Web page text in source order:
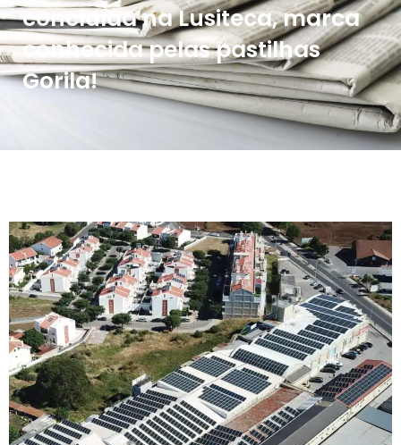
concluída na Lusiteca, marca
conhecida pelas pastilhas
Gorila!